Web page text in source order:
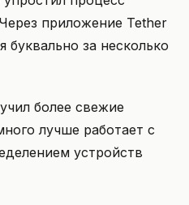
приложение Tether
буквально за несколько
более свежие
лучше работает с
устройств